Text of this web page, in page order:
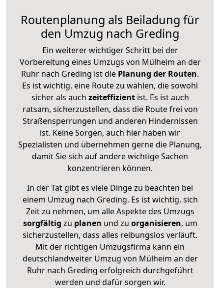
Routenplanung als Beiladung für
den Umzug nach Greding
Ein weiterer wichtiger Schritt bei der
Vorbereitung eines Umzugs von Mülheim an der
Ruhr nach Greding ist die Planung der Routen.
Es ist wichtig, eine Route zu wählen, die sowohl
sicher als auch zeiteffizientist. Es ist auch
ratsam, sicherzustellen, dass die Route frei von
Straßensperrungen und anderen Hindernissen
ist. Keine Sorgen, auch hier haben wir
Spezialisten und übernehmen gerne die Planung,
damit Sie sich auf andere wichtige Sachen
konzentrieren können.
In der Tat gibt es viele Dinge zu beachten bei
einem Umzug nach Greding. Es ist wichtig, sich
Zeit zu nehmen, um alle Aspekte des Umzugs
sorgfältig zu planen und zu organisieren, um
sicherzustellen, dass alles reibungslos verläuft.
Mit der richtigen Umzugsfirma kann ein
deutschlandweiter Umzug von Mülheim an der
Ruhr nach Greding erfolgreich durchgeführt
werden und dafür sorgen wir.